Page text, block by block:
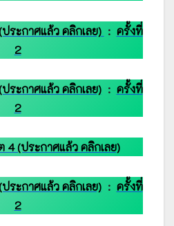
ระกาศแล้ว คลิกเลย) : ครั้งที่
2
ระกาศแล้ว คลิกเลย) : ครั้งที่
2
4 (ประกาศแล้ว คลิกเลย)
ระกาศแล้ว คลิกเลย) : ครั้งที่
2